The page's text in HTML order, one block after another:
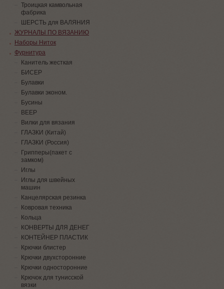
Троицкая камвольная
фабрика
ШЕРСТЬ для ВАЛЯНИЯ
ЖУРНАЛЫ ПО ВЯЗАНИЮ
Наборы Ниток
Фурнитура
Канитель жесткая
БИСЕР
Булавки
Булавки эконом.
Бусины
ВЕЕР
Вилки для вязания
ГЛАЗКИ (Китай)
ГЛАЗКИ (Россия)
Грипперы(пакет с
замком)
Иглы
Иглы для швейных
машин
Канцелярская резинка
Ковровая техника
Кольца
КОНВЕРТЫ ДЛЯ ДЕНЕГ
КОНТЕЙНЕР ПЛАСТИК
Крючки блистер
Крючки двухсторонние
Крючки односторонние
Крючок для тунисской
вязки